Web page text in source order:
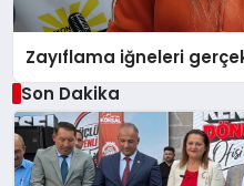
Zayıflama iğneleri
Son Dakika